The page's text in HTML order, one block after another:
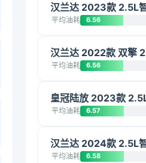
汉兰达 2023款 2.5L
平均油耗 6.56
汉兰达 2022款 双擎
平均油耗 6.56
皇冠陆放 2023款
平均油耗 6.57
汉兰达 2024款 2.5L
平均油耗 6.58